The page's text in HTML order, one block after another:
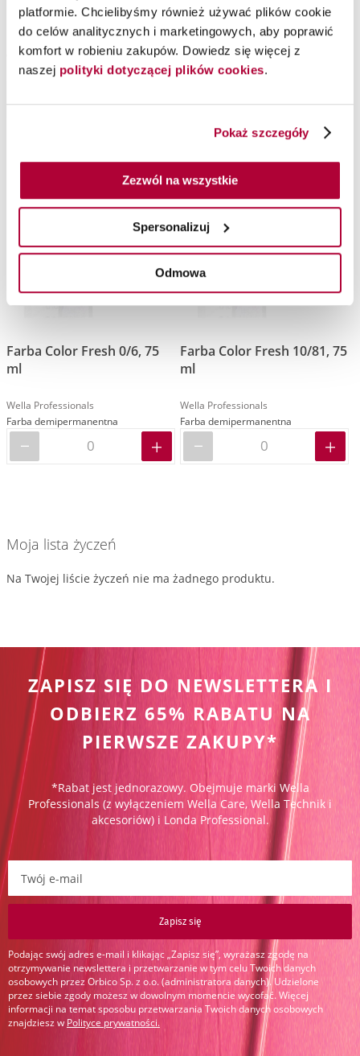
platformie. Chcielibyśmy również używać plików cookie
do celów analitycznych i marketingowych, aby poprawić
komfort w robieniu zakupów. Dowiedz się więcej z
naszej polityki dotyczącej plików cookies.
Pokaż szczegóły
Zezwól na wszystkie
Spersonalizuj
Odmowa
Farba Color Fresh 0/89, 75
ml
Wella Professionals
Farba demipermanentna
Farba Color Fresh 8/81, 75
ml
Wella Professionals
Farba demipermanentna
Farba Color Fresh 0/6, 75
ml
Wella Professionals
Farba demipermanentna
Farba Color Fresh 10/81, 75
ml
Wella Professionals
Farba demipermanentna
Moja lista życzeń
Na Twojej liście życzeń nie ma żadnego produktu.
ZAPISZ SIĘ DO NEWSLETTERA I
ODBIERZ 65% RABATU NA
PIERWSZE ZAKUPY*
*Rabat jest jednorazowy. Obejmuje marki Wella
Professionals (z wyłączeniem Wella Care, Wella Technik i
akcesoriów) i Londa Professional.
Zapisz się do newslettera:
Zapisz się
Podając swój adres e-mail i klikając „Zapisz się”, wyrażasz zgodę na
otrzymywanie newslettera i przetwarzanie w tym celu Twoich danych
osobowych przez Orbico Sp. z o.o. (administratora danych). Udzielone
przez siebie zgody możesz w dowolnym momencie wycofać. Więcej
informacji na temat sposobu przetwarzania Twoich danych osobowych
znajdziesz w Polityce prywatności.